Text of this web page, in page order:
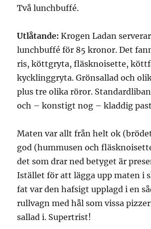
Två lunchbuffé.
Utlåtande: Krogen Ladan
lunchbuffé för 85 kronor. Det
ris, köttgryta, fläsknoisette,
kycklinggryta. Grönsallad och
plus tre olika röror.
och – konstigt nog – kladdig
Maten var allt från helt ok
god (hummusen och
det som drar ned betyget är
Istället för att lägga upp maten i
fat var den hafsigt upplagd i en
rullvagn med hål som vissa
sallad i. Supertrist!